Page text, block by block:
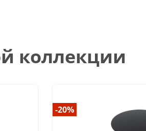
коллекции
-20%